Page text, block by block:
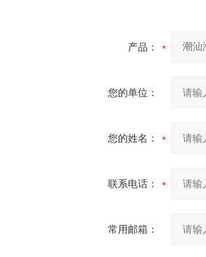
产品：
您的单位：
您的姓名：
联系电话：
常用邮箱：